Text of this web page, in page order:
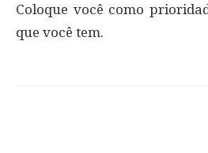
Coloque você como
que você tem.